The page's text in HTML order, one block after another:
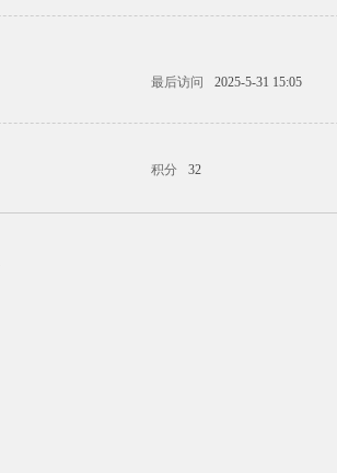
最后访问 2025-5-31 15:05
积分 32